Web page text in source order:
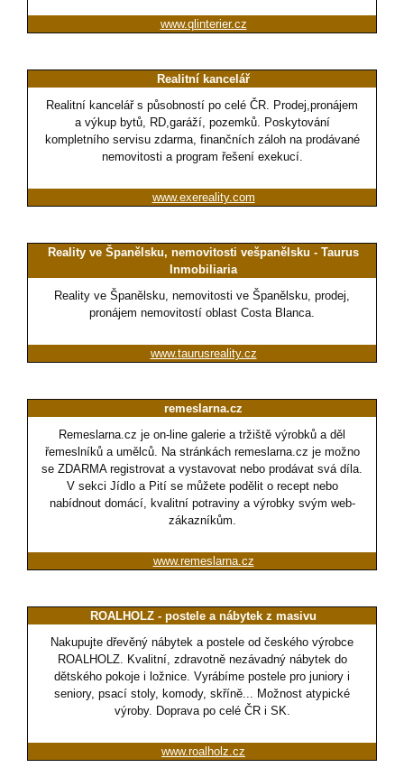
www.qlinterier.cz
Realitní kancelář
Realitní kancelář s působností po celé ČR. Prodej,pronájem
a výkup bytů, RD,garáží, pozemků. Poskytování
kompletního servisu zdarma, finančních záloh na prodávané
nemovitosti a program řešení exekucí.
www.exereality.com
Reality ve Španělsku, nemovitosti vešpanělsku - Taurus
Inmobiliaria
Reality ve Španělsku, nemovitosti ve Španělsku, prodej,
pronájem nemovitostí oblast Costa Blanca.
www.taurusreality.cz
remeslarna.cz
Remeslarna.cz je on-line galerie a tržiště výrobků a děl
řemeslníků a umělců. Na stránkách remeslarna.cz je možno
se ZDARMA registrovat a vystavovat nebo prodávat svá díla.
V sekci Jídlo a Pití se můžete podělit o recept nebo
nabídnout domácí, kvalitní potraviny a výrobky svým web-
zákazníkům.
www.remeslarna.cz
ROALHOLZ - postele a nábytek z masivu
Nakupujte dřevěný nábytek a postele od českého výrobce
ROALHOLZ. Kvalitní, zdravotně nezávadný nábytek do
dětského pokoje i ložnice. Vyrábíme postele pro juniory i
seniory, psací stoly, komody, skříně... Možnost atypické
výroby. Doprava po celé ČR i SK.
www.roalholz.cz